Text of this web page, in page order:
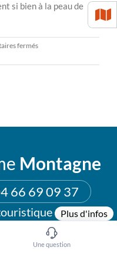
si bien à la peau de
ferméssur
Marsh
Montagne
66 69 09 37
Plus d'infos
Une question